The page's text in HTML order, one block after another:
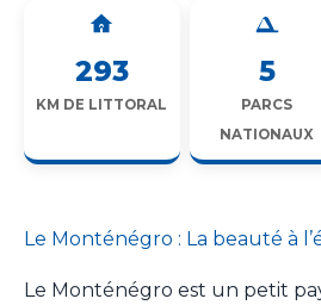
293
KM DE LITTORAL
5
PARCS
NATIONAUX
Le Monténégro : La beauté à
Le Monténégro est un petit